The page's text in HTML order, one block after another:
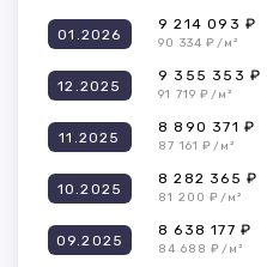
01.2026
9 214 093 ₽
90 334 ₽/м²
12.2025
9 355 353 ₽
91 719 ₽/м²
11.2025
8 890 371 ₽
87 161 ₽/м²
10.2025
8 282 365 ₽
81 200 ₽/м²
09.2025
8 638 177 ₽
84 688 ₽/м²